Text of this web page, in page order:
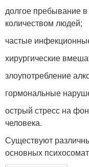
долгое пребывание
количеством людей;
частые
хирургические
злоупотребление
гормональные
острый стресс на
человека.
Существуют
основных